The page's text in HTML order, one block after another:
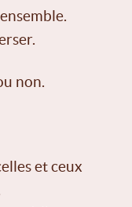
non.
et ceux